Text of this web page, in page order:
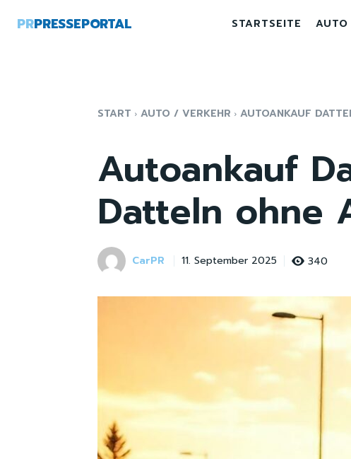
PRPRESSEPORTAL STARTSEITE
START AUTO / VERKEHR AUTOANKAUF
Autoankauf
Datteln ohne
CarPR 11. September 2025 340